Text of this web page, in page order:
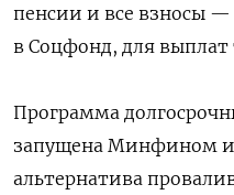
пенсии и все взносы
в Соцфонд, для
Программа
запущена Минфином и
альтернатива